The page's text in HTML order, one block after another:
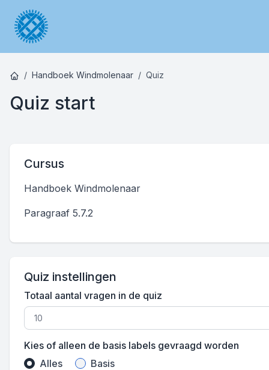
Handboek Windmolenaar Quiz
Quiz start
Cursus
Handboek Windmolenaar
Paragraaf 5.7.2
Quiz instellingen
Totaal aantal vragen in de quiz
Kies of alleen de basis labels gevraagd worden
Alles
Basis